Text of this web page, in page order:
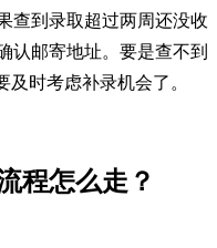
查到录取超过两周还没收
认邮寄地址。要是查不到
时考虑补录机会了。
程怎么走？